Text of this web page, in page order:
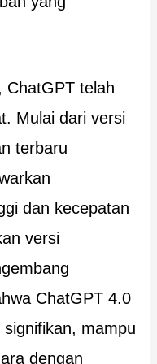
ChatGPT telah
Mulai dari versi
terbaru
dan kecepatan
versi
ChatGPT 4.0
mampu
dengan